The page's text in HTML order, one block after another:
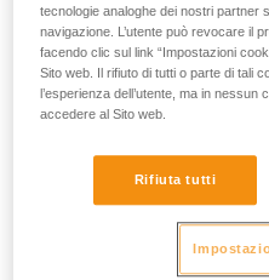
tecnologie analoghe dei nostri partner
navigazione. L’utente può revocare il
facendo clic sul link “Impostazioni
Sito web. Il rifiuto di tutti o parte di tali
l’esperienza dell’utente, ma in nessun
accedere al Sito web.
Rifiuta tutti